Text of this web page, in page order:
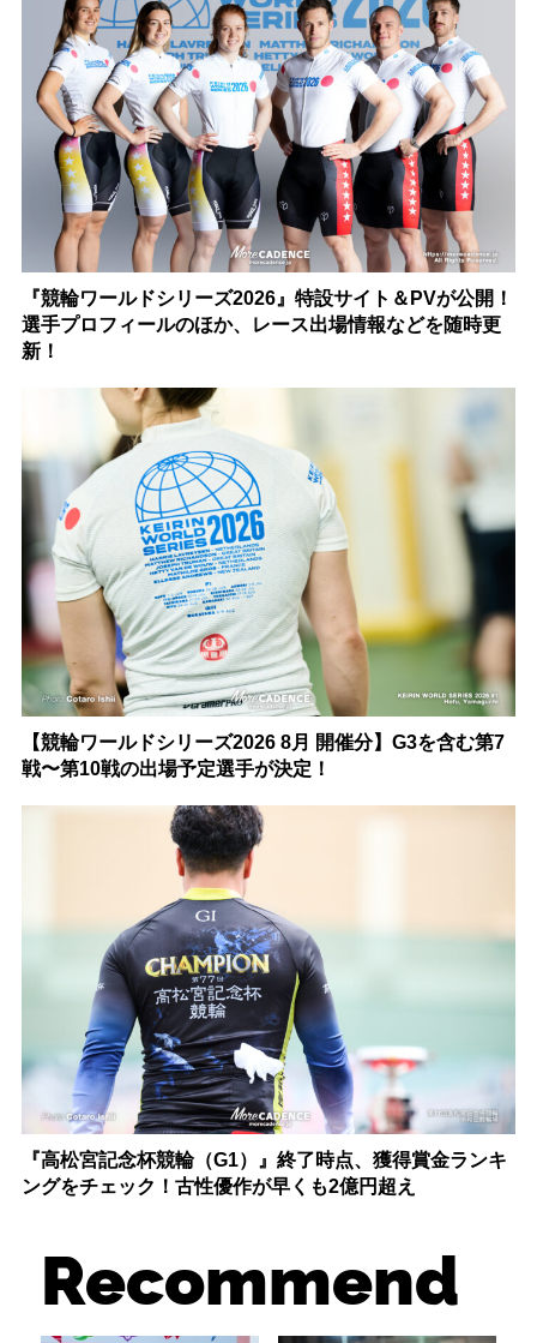
『競輪ワールドシリーズ2026』特設サイト＆PVが公開！
選手プロフィールのほか、レース出場情報などを随時更
新！
【競輪ワールドシリーズ2026 8月 開催分】G3を含む第7
戦〜第10戦の出場予定選手が決定！
『高松宮記念杯競輪（G1）』終了時点、獲得賞金ランキ
ングをチェック！古性優作が早くも2億円超え
Recommend